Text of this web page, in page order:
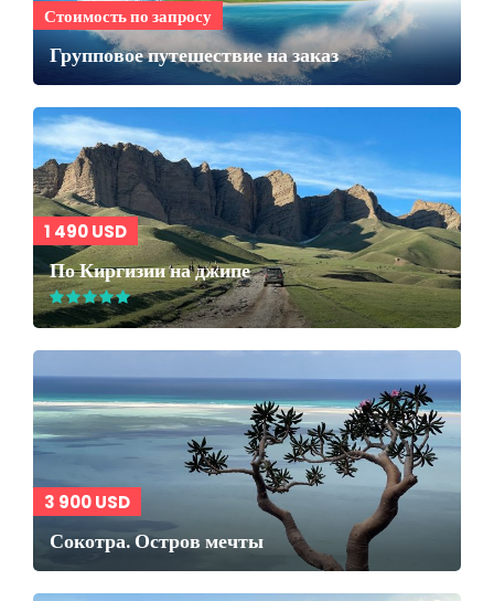
Стоимость по запросу
Групповое путешествие на заказ
1 490 USD
По Киргизии на джипе
3 900 USD
Сокотра. Остров мечты